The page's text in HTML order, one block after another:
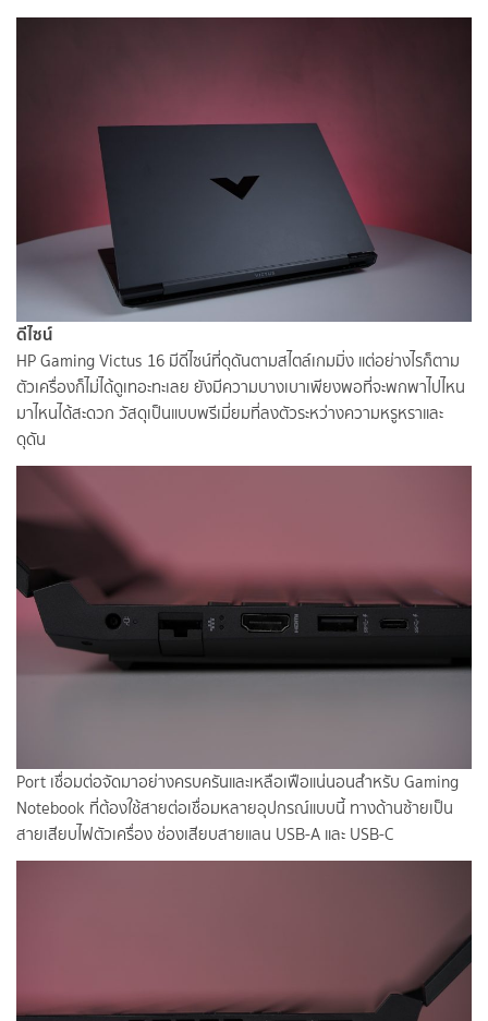
ดีไซน์
HP Gaming Victus 16 มีดีไซน์ที่ดุดันตามสไตล์เกมมิ่ง แต่อย่างไรก็ตาม
ตัวเครื่องก็ไม่ได้ดูเทอะทะเลย ยังมีความบางเบาเพียงพอที่จะพกพาไปไหน
มาไหนได้สะดวก วัสดุเป็นแบบพรีเมี่ยมที่ลงตัวระหว่างความหรูหราและ
ดุดัน
Port เชื่อมต่อจัดมาอย่างครบครันและเหลือเฟือแน่นอนสำหรับ Gaming
Notebook ที่ต้องใช้สายต่อเชื่อมหลายอุปกรณ์แบบนี้ ทางด้านซ้ายเป็น
สายเสียบไฟตัวเครื่อง ช่องเสียบสายแลน USB-A และ USB-C